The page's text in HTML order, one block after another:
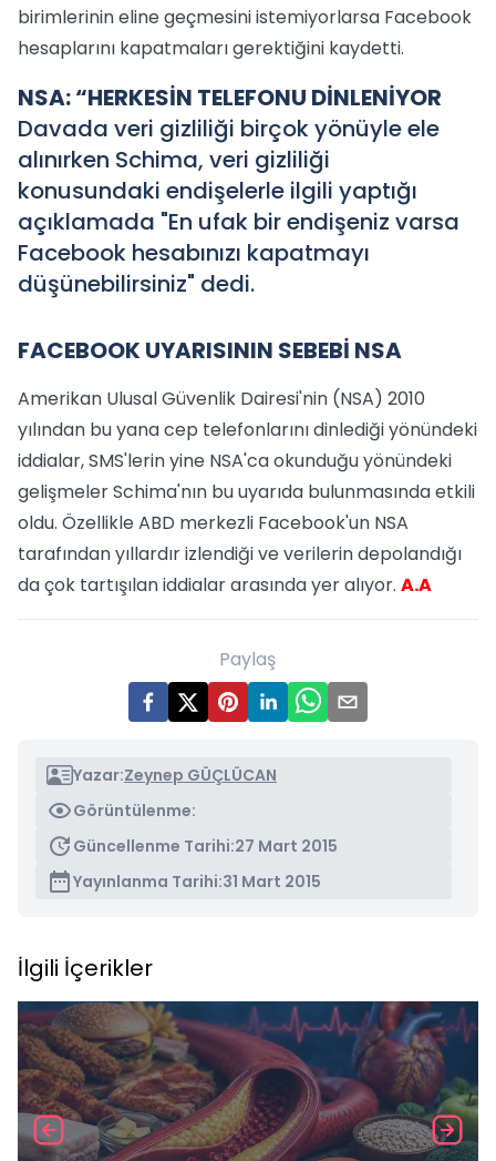
birimlerinin eline geçmesini istemiyorlarsa Facebook
hesaplarını kapatmaları gerektiğini kaydetti.
NSA: “HERKESİN TELEFONU DİNLENİYOR
Davada veri gizliliği birçok yönüyle ele
alınırken Schima, veri gizliliği
konusundaki endişelerle ilgili yaptığı
açıklamada "En ufak bir endişeniz varsa
Facebook hesabınızı kapatmayı
düşünebilirsiniz" dedi.
FACEBOOK UYARISININ SEBEBİ NSA
Amerikan Ulusal Güvenlik Dairesi'nin (NSA) 2010
yılından bu yana cep telefonlarını dinlediği yönündeki
iddialar, SMS'lerin yine NSA'ca okunduğu yönündeki
gelişmeler Schima'nın bu uyarıda bulunmasında etkili
oldu. Özellikle ABD merkezli Facebook'un NSA
tarafından yıllardır izlendiği ve verilerin depolandığı
da çok tartışılan iddialar arasında yer alıyor. A.A
Paylaş
Yazar:Zeynep GÜÇLÜCAN
Görüntülenme:
Güncellenme Tarihi:27 Mart 2015
Yayınlanma Tarihi:31 Mart 2015
İlgili İçerikler